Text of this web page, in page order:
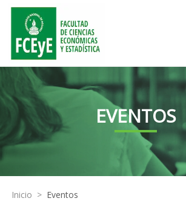
EVENTOS
Inicio > Eventos